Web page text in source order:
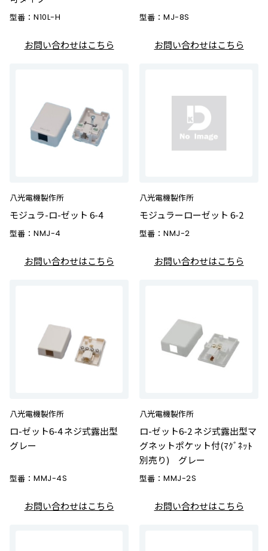
型番： N10L-H
お問い合わせはこちら
型番： MJ-8S
お問い合わせはこちら
八光電機製作所
モジュラ-ロ-ゼット 6-4
型番： NMJ-4
お問い合わせはこちら
八光電機製作所
モジュラーローゼット 6-2
型番： NMJ-2
お問い合わせはこちら
八光電機製作所
ロ-ゼット6-4 ネジ式露出型
グレー
型番： MMJ-4S
お問い合わせはこちら
八光電機製作所
ロ-ゼット6-2 ネジ式露出型マ
グネットポケット付(ﾏｸﾞﾈｯﾄ
別売り) グレー
型番： MMJ-2S
お問い合わせはこちら